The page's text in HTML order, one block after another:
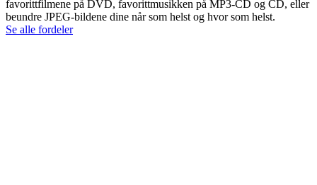
favorittfilmene på DVD, favorittmusikken på MP3-CD og CD, eller
beundre JPEG-bildene dine når som helst og hvor som helst.
Se alle fordeler